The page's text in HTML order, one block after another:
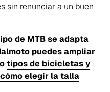
sin renunciar a un buen
de MTB se adapta
puedes ampliar
tipos de bicicletas y
cómo elegir la talla